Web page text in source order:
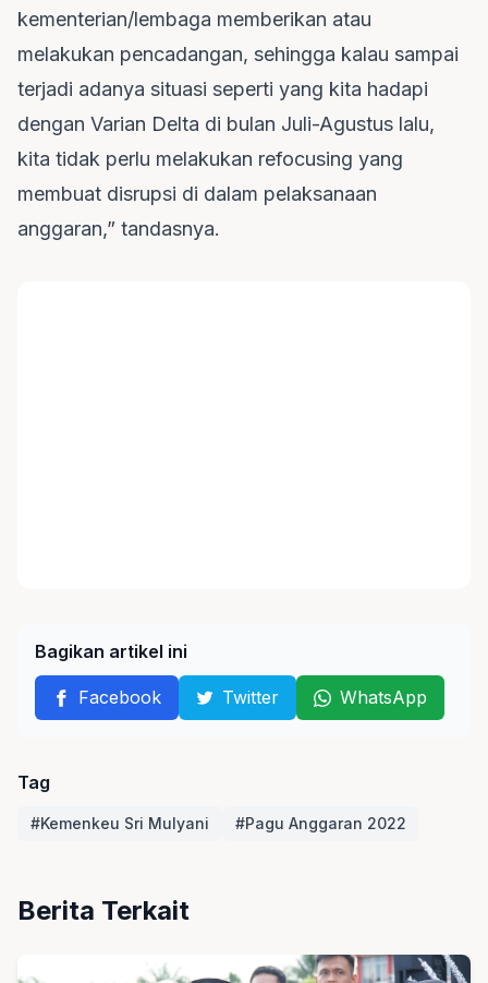
kementerian/lembaga memberikan atau
melakukan pencadangan, sehingga kalau sampai
terjadi adanya situasi seperti yang kita hadapi
dengan Varian Delta di bulan Juli-Agustus lalu,
kita tidak perlu melakukan refocusing yang
membuat disrupsi di dalam pelaksanaan
anggaran,” tandasnya.
Bagikan artikel ini
Facebook Twitter WhatsApp
Tag
#Kemenkeu Sri Mulyani #Pagu Anggaran 2022
Berita Terkait